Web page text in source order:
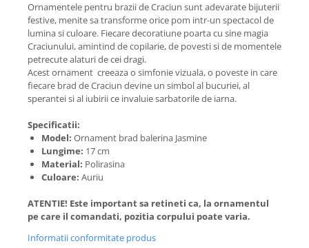
Ornamentele pentru brazii de Craciun sunt adevarate bijuterii
festive, menite sa transforme orice pom intr-un spectacol de
lumina si culoare. Fiecare decoratiune poarta cu sine magia
Craciunului, amintind de copilarie, de povesti si de momentele
petrecute alaturi de cei dragi.
Acest ornament creeaza o simfonie vizuala, o poveste in care
fiecare brad de Craciun devine un simbol al bucuriei, al
sperantei si al iubirii ce invaluie sarbatorile de iarna.
Specificatii:
Model: Ornament brad balerina Jasmine
Lungime: 17 cm
Material: Polirasina
Culoare: Auriu
ATENTIE! Este important sa retineti ca, la ornamentul
pe care il comandati, pozitia corpului poate varia.
Informatii conformitate produs